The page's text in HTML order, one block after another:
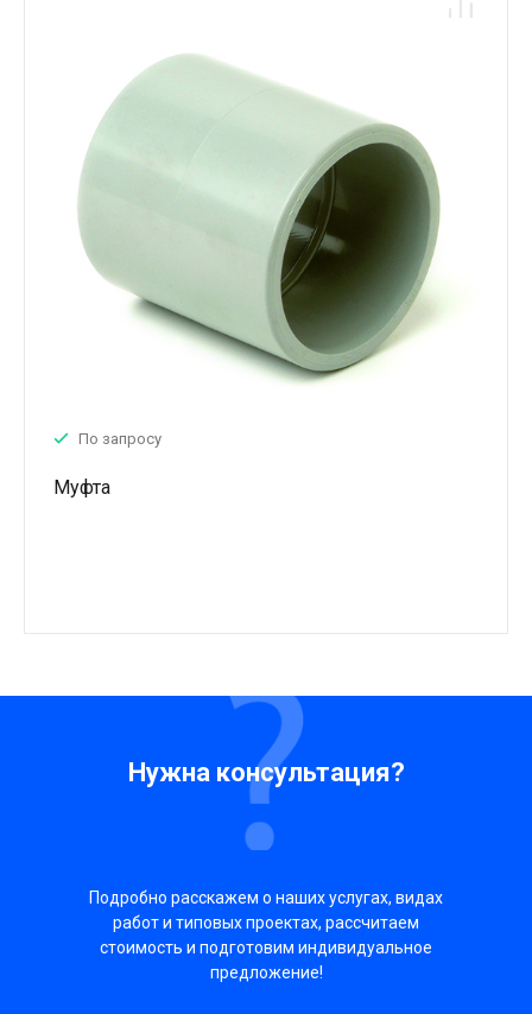
По запросу
Муфта
Нужна консультация?
Подробно расскажем о наших услугах, видах
работ и типовых проектах, рассчитаем
стоимость и подготовим индивидуальное
предложение!